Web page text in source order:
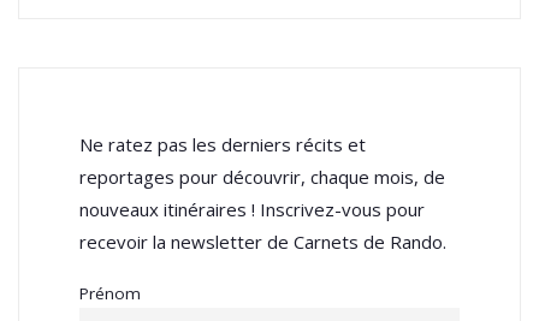
Ne ratez pas les derniers récits et
reportages pour découvrir, chaque mois, de
nouveaux itinéraires ! Inscrivez-vous pour
recevoir la newsletter de Carnets de Rando.
Prénom